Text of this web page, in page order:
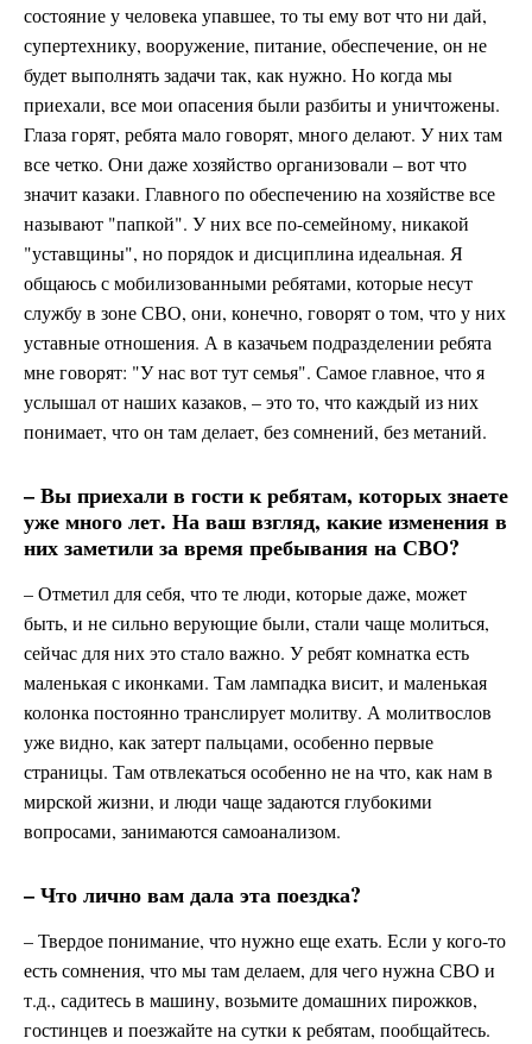
состояние у человека упавшее, то ты ему вот что ни дай,
супертехнику, вооружение, питание, обеспечение, он не
будет выполнять задачи так, как нужно. Но когда мы
приехали, все мои опасения были разбиты и уничтожены.
Глаза горят, ребята мало говорят, много делают. У них там
все четко. Они даже хозяйство организовали – вот что
значит казаки. Главного по обеспечению на хозяйстве все
называют "папкой". У них все по-семейному, никакой
"уставщины", но порядок и дисциплина идеальная. Я
общаюсь с мобилизованными ребятами, которые несут
службу в зоне СВО, они, конечно, говорят о том, что у них
уставные отношения. А в казачьем подразделении ребята
мне говорят: "У нас вот тут семья". Самое главное, что я
услышал от наших казаков, – это то, что каждый из них
понимает, что он там делает, без сомнений, без метаний.
– Вы приехали в гости к ребятам, которых знаете
уже много лет. На ваш взгляд, какие изменения в
них заметили за время пребывания на СВО?
– Отметил для себя, что те люди, которые даже, может
быть, и не сильно верующие были, стали чаще молиться,
сейчас для них это стало важно. У ребят комнатка есть
маленькая с иконками. Там лампадка висит, и маленькая
колонка постоянно транслирует молитву. А молитвослов
уже видно, как затерт пальцами, особенно первые
страницы. Там отвлекаться особенно не на что, как нам в
мирской жизни, и люди чаще задаются глубокими
вопросами, занимаются самоанализом.
– Что лично вам дала эта поездка?
– Твердое понимание, что нужно еще ехать. Если у кого-то
есть сомнения, что мы там делаем, для чего нужна СВО и
т.д., садитесь в машину, возьмите домашних пирожков,
гостинцев и поезжайте на сутки к ребятам, пообщайтесь.